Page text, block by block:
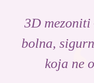
3D
bolna,
koja ne